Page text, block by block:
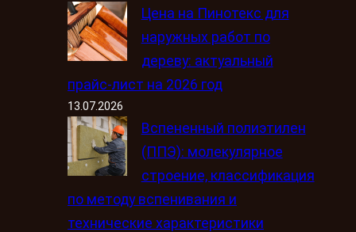
Цена на Пинотекс для
наружных работ по
дереву: актуальный
прайс-лист на 2026 год
13.07.2026
Вспененный полиэтилен
(ППЭ): молекулярное
строение, классификация
по методу вспенивания и
технические характеристики